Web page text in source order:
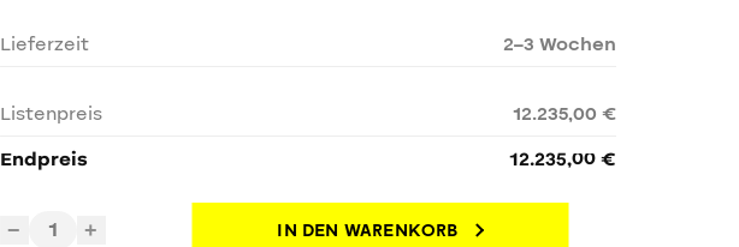
Lieferzeit 2–3 Wochen
Listenpreis
12.235,00 €
Endpreis
12.235,00 €
− 1 + IN DEN WARENKORB